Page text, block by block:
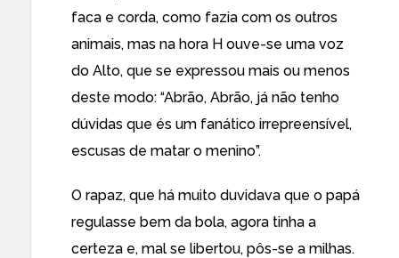
faca e corda, como fazia com os outros
animais, mas na hora H ouve-se uma voz
do Alto, que se expressou mais ou menos
deste modo: “Abrão, Abrão, já não tenho
dúvidas que és um fanático irrepreensível,
escusas de matar o menino”.
O rapaz, que há muito duvidava que o papá
regulasse bem da bola, agora tinha a
certeza e, mal se libertou, pôs-se a milhas.